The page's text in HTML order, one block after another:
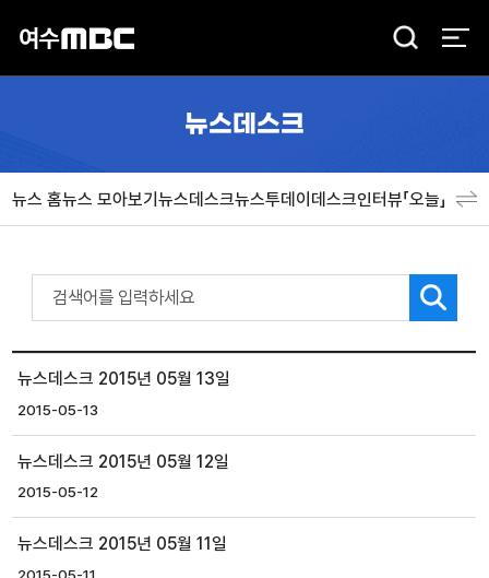
검
뉴스데스크
뉴스 홈뉴스 모아보기뉴스데스크뉴스투데이데스크인터뷰「오늘」 분야
뉴스데스크 2015년 05월 13일
2015-05-13
뉴스데스크 2015년 05월 12일
2015-05-12
뉴스데스크 2015년 05월 11일
2015-05-11